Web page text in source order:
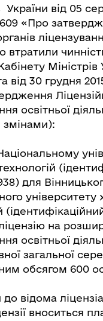
України від 05
«Про
втратили
Міністрів
від 30 грудня
освітньої
змінами):
для
університету
на
освітньої
загальної
обсягом 600
відома
вноситься